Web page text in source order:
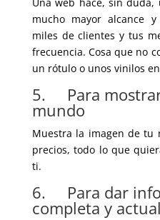
Una web hace, sin
mucho mayor alcance
miles de clientes y tus
frecuencia. Cosa que no
un rótulo o unos vinilos
5. Para
mundo
Muestra la imagen de tu
precios, todo lo que
ti.
6. Para dar
completa y